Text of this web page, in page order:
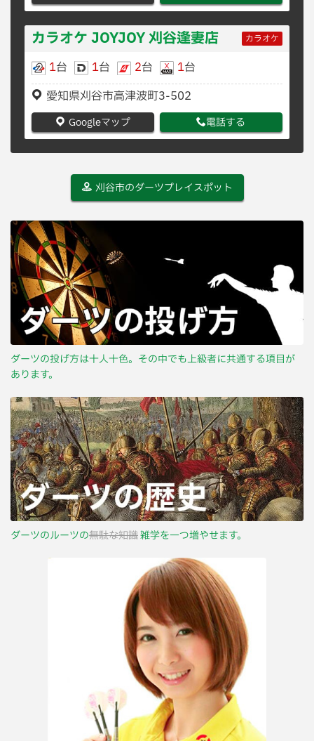
カラオケ JOYJOY 刈谷逢妻店 カラオケ
1台 1台 2台 1台
愛知県刈谷市高津波町3-502
Googleマップ 電話する
刈谷市のダーツプレイスポット
ダーツの投げ方は十人十色。その中でも上級者に共通する項目が
あります。
ダーツのルーツの無駄な知識雑学を一つ増やせます。